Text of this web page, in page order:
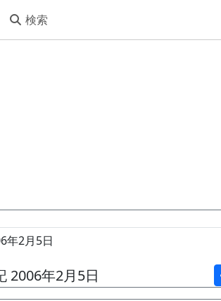
検索
年2月5日
2006年2月5日